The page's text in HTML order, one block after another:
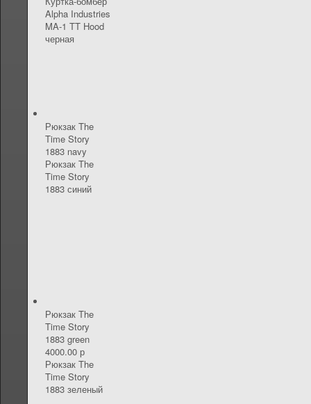
Alpha Industries
MA-1 TT Hood
черная
Рюкзак The
Time Story
1883 navy
Рюкзак The
Time Story
1883 синий
Рюкзак The
Time Story
1883 green
4000.00 р
Рюкзак The
Time Story
1883 зеленый